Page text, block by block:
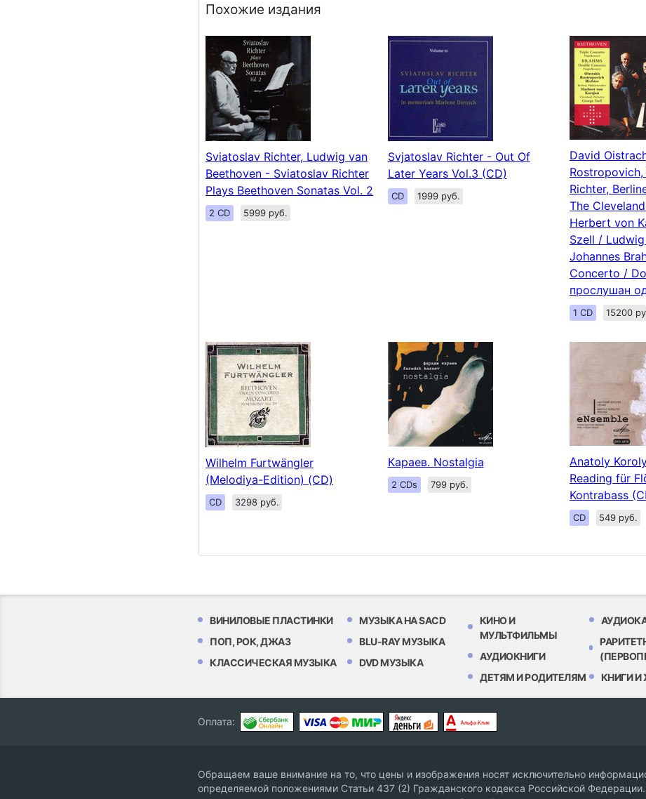
Похожие издания
Sviatoslav Richter, Ludwig van
Beethoven - Sviatoslav Richter
Plays Beethoven Sonatas Vol. 2
2 CD 5999 руб.
Svjatoslav Richter - Out Of
Later Years Vol.3 (CD)
CD 1999 руб.
David
Richter,
The
Herbert von
Szell /
Johannes
Concerto /
прослушан
1 CD 15200
Wilhelm Furtwängler
(Melodiya-Edition) (CD)
CD 3298 руб.
Караев. Nostalgia
2 CDs 799 руб.
Anatoly
Reading für
Kontrabass
CD 549 руб.
ВИНИЛОВЫЕ ПЛАСТИНКИ
ПОП, РОК, ДЖАЗ
КЛАССИЧЕСКАЯ МУЗЫКА
МУЗЫКА НА SACD
BLU-RAY МУЗЫКА
DVD МУЗЫКА
КИНО И
МУЛЬТФИЛЬМЫ
АУДИОКНИГИ
ДЕТЯМ И РОДИТЕЛЯМ
КНИГИ
Оплата:
Обращаем ваше внимание на то, что цены и изображения носят исключительно
определяемой положениями Статьи 437 (2) Гражданского кодекса Российской